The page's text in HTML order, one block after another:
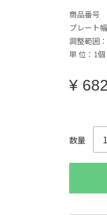
商品番号
プレート
調整範囲
単 位：1個
¥